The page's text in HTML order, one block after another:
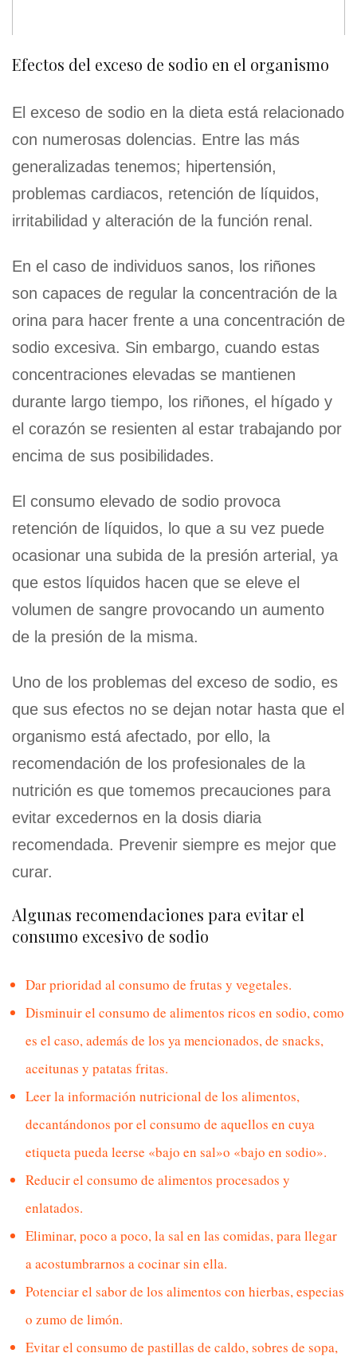
Efectos del exceso de sodio en el organismo
El exceso de sodio en la dieta está relacionado
con numerosas dolencias. Entre las más
generalizadas tenemos; hipertensión,
problemas cardiacos, retención de líquidos,
irritabilidad y alteración de la función renal.
En el caso de individuos sanos, los riñones
son capaces de regular la concentración de la
orina para hacer frente a una concentración de
sodio excesiva. Sin embargo, cuando estas
concentraciones elevadas se mantienen
durante largo tiempo, los riñones, el hígado y
el corazón se resienten al estar trabajando por
encima de sus posibilidades.
El consumo elevado de sodio provoca
retención de líquidos, lo que a su vez puede
ocasionar una subida de la presión arterial, ya
que estos líquidos hacen que se eleve el
volumen de sangre provocando un aumento
de la presión de la misma.
Uno de los problemas del exceso de sodio, es
que sus efectos no se dejan notar hasta que el
organismo está afectado, por ello, la
recomendación de los profesionales de la
nutrición es que tomemos precauciones para
evitar excedernos en la dosis diaria
recomendada. Prevenir siempre es mejor que
curar.
Algunas recomendaciones para evitar el
consumo excesivo de sodio
Dar prioridad al consumo de frutas y vegetales.
Disminuir el consumo de alimentos ricos en sodio, como
es el caso, además de los ya mencionados, de snacks,
aceitunas y patatas fritas.
Leer la información nutricional de los alimentos,
decantándonos por el consumo de aquellos en cuya
etiqueta pueda leerse «bajo en sal»o «bajo en sodio».
Reducir el consumo de alimentos procesados y
enlatados.
Eliminar, poco a poco, la sal en las comidas, para llegar
a acostumbrarnos a cocinar sin ella.
Potenciar el sabor de los alimentos con hierbas, especias
o zumo de limón.
Evitar el consumo de pastillas de caldo, sobres de sopa,